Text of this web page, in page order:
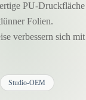
PU-Druckfläche
Folien.
verbessern sich mit
Studio-OEM